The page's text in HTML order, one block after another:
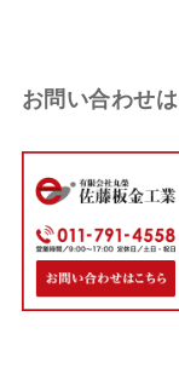
お問い合わせ